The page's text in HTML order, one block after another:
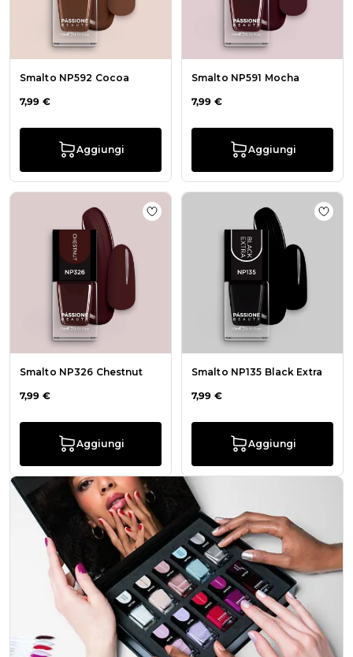
Smalto NP592 Cocoa
7,99 €
Aggiungi
Smalto NP591 Mocha
7,99 €
Aggiungi
Smalto NP326 Chestnut
7,99 €
Aggiungi
Aggiungi alla wishlist Smalto
Smalto NP135 Black Extra
7,99 €
Aggiungi